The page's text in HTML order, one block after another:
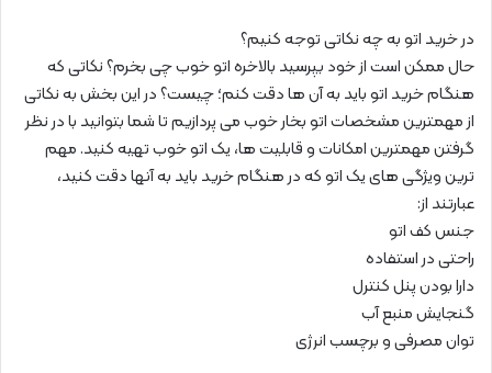
در خرید اتو به چه نکاتی توجه کنیم؟
حال ممکن است از خود بپرسید بالاخره اتو خوب چی بخرم؟ نکاتی که
هنگام خرید اتو باید به آن ها دقت کنم؛ چیست؟ در این بخش به نکاتی
از مهمترین مشخصات اتو بخار خوب می پردازیم تا شما بتوانید با در نظر
گرفتن مهمترین امکانات و قابلیت ها، یک اتو خوب تهیه کنید. مهم
ترین ویژگی های یک اتو که در هنگام خرید باید به آنها دقت کنید،
عبارتند از:
جنس کف اتو
راحتی در استفاده
دارا بودن پنل کنترل
گنجایش منبع آب
توان مصرفی و برچسب انرژی